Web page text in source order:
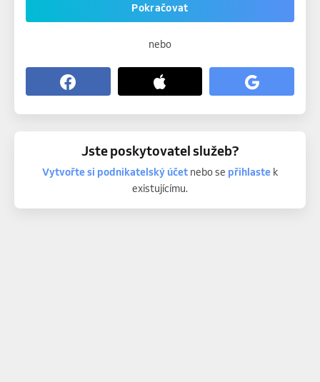
Pokračovat
nebo
Jste poskytovatel služeb?
Vytvořte si podnikatelský účetnebo se přihlastek
existujícímu.